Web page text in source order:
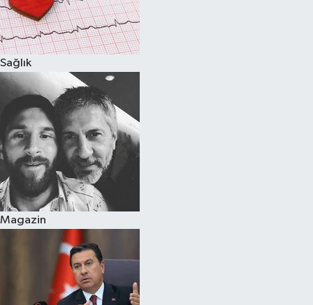
Sağlık
Magazin